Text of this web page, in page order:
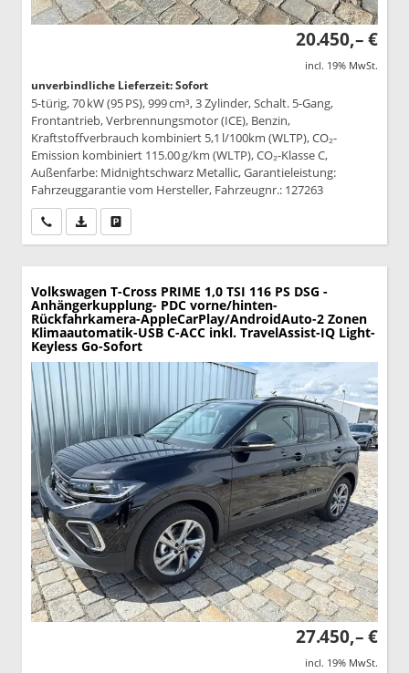
20.450,– €
incl. 19% MwSt.
unverbindliche Lieferzeit: Sofort
5-türig, 70 kW (95 PS), 999 cm³, 3 Zylinder, Schalt. 5-Gang,
Frontantrieb, Verbrennungsmotor (ICE), Benzin,
Kraftstoffverbrauch kombiniert 5,1 l/100km (WLTP), CO₂-
Emission kombiniert 115.00 g/km (WLTP), CO₂-Klasse C,
Außenfarbe: Midnightschwarz Metallic, Garantieleistung:
Fahrzeuggarantie vom Hersteller, Fahrzeugnr.: 127263
Wir rufen Sie anPDF-Datei, Fahrzeugexposé drucken
Volkswagen T-Cross PRIME 1,0 TSI 116 PS DSG -
Anhängerkupplung- PDC vorne/hinten-
Rückfahrkamera-AppleCarPlay/AndroidAuto-2 Zonen
Klimaautomatik-USB C-ACC inkl. TravelAssist-IQ Light-
Keyless Go-Sofort
27.450,– €
incl. 19% MwSt.